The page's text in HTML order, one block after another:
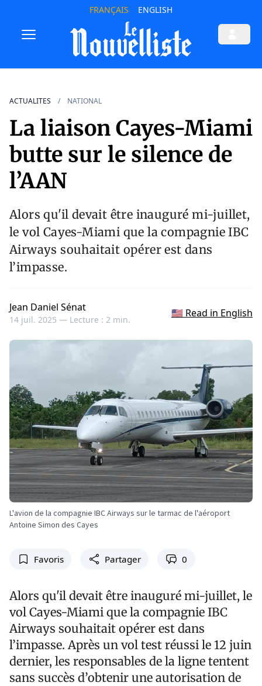
FRANÇAIS ENGLISH
ACTUALITES NATIONAL
La liaison Cayes-Miami
butte sur le silence de
l’AAN
Alors qu'il devait être inauguré mi-juillet,
le vol Cayes-Miami que la compagnie IBC
Airways souhaitait opérer est dans
l’impasse.
Jean Daniel Sénat
14 juil. 2025 — Lecture : 2 min.
🇺🇸 Read in English
L'avion de la compagnie IBC Airways sur le tarmac de l'aéroport
Antoine Simon des Cayes
Favoris Partager 0
Alors qu'il devait être inauguré mi-juillet, le
vol Cayes-Miami que la compagnie IBC
Airways souhaitait opérer est dans
l’impasse. Après un vol test réussi le 12 juin
dernier, les responsables de la ligne tentent
sans succès d’obtenir une autorisation de